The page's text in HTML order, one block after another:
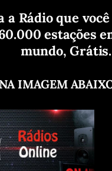
a Rádio que
estações
mundo, Grátis.
IMAGEM